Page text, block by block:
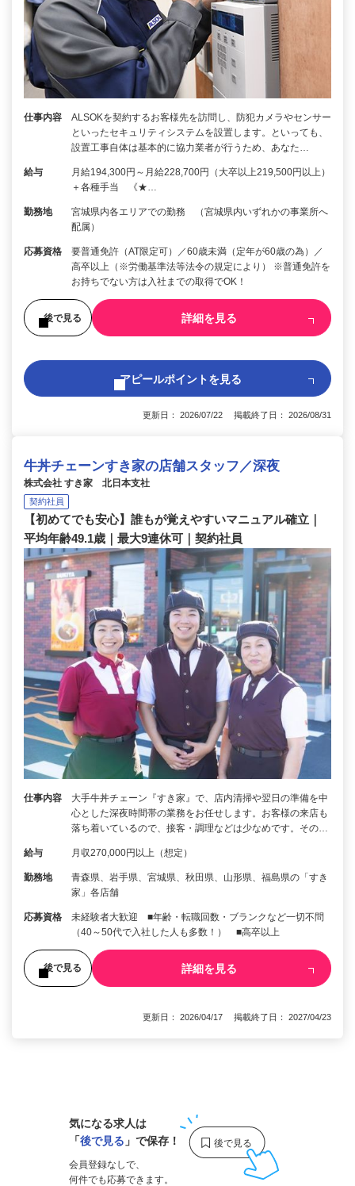
仕事内容
ALSOKを契約するお客様先を訪問し、防犯カメラやセンサー
といったセキュリティシステムを設置します。といっても、
設置工事自体は基本的に協力業者が行うため、あなた…
給与
月給194,300円～月給228,700円（大卒以上219,500円以上）
＋各種手当 《★…
勤務地
宮城県内各エリアでの勤務 （宮城県内いずれかの事業所へ
配属）
応募資格
要普通免許（AT限定可）／60歳未満（定年が60歳の為）／
高卒以上（※労働基準法等法令の規定により） ※普通免許を
お持ちでない方は入社までの取得でOK！
後で見る 詳細を見る
アピールポイントを見る
更新日： 2026/07/22 掲載終了日： 2026/08/31
牛丼チェーンすき家の店舗スタッフ／深夜
株式会社 すき家 北日本支社
契約社員
【初めてでも安心】誰もが覚えやすいマニュアル確立｜
平均年齢49.1歳｜最大9連休可｜契約社員
仕事内容
大手牛丼チェーン『すき家』で、店内清掃や翌日の準備を中
心とした深夜時間帯の業務をお任せします。お客様の来店も
落ち着いているので、接客・調理などは少なめです。その…
給与 月収270,000円以上（想定）
勤務地
青森県、岩手県、宮城県、秋田県、山形県、福島県の「すき
家」各店舗
応募資格
未経験者大歓迎 ■年齢・転職回数・ブランクなど一切不問
（40～50代で入社した人も多数！） ■高卒以上
後で見る 詳細を見る
更新日： 2026/04/17 掲載終了日： 2027/04/23
気になる求人は
「後で見る 」で保存！
会員登録なしで、
何件でも応募できます。